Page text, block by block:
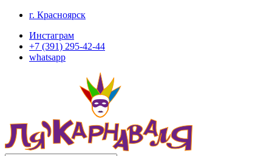
г. Красноярск
Инстаграм
+7 (391) 295-42-44
whatsapp